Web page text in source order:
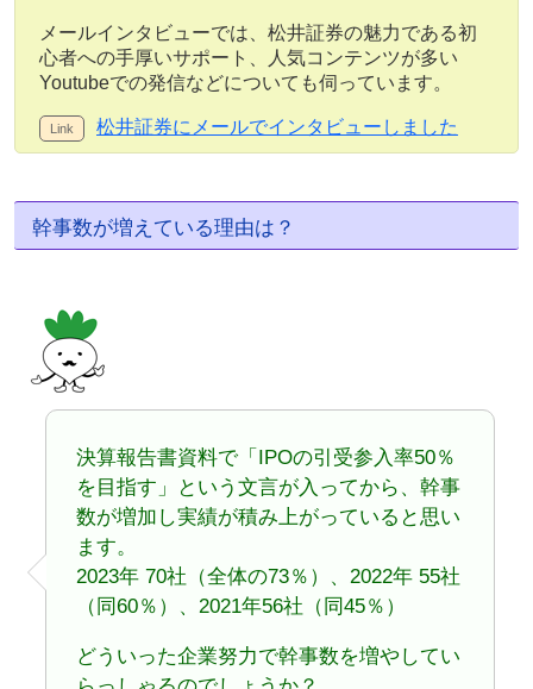
メールインタビューでは、松井証券の魅力である初
心者への手厚いサポート、人気コンテンツが多い
Youtubeでの発信などについても伺っています。
松井証券にメールでインタビューしました
幹事数が増えている理由は？
決算報告書資料で「IPOの引受参入率50％
を目指す」という文言が入ってから、幹事
数が増加し実績が積み上がっていると思い
ます。
2023年 70社（全体の73％）、2022年 55社
（同60％）、2021年56社（同45％）
どういった企業努力で幹事数を増やしてい